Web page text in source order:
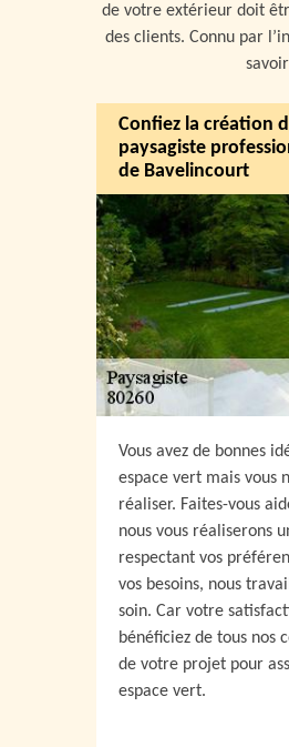
de votre extérieur doit
des clients. Connu par
Confiez la création
paysagiste
de Bavelincourt
Vous avez de bonnes
espace vert mais vous
réaliser. Faites-vous
nous vous réaliserons
respectant vos
vos besoins, nous
soin. Car votre
bénéficiez de tous nos
de votre projet pour
espace vert.